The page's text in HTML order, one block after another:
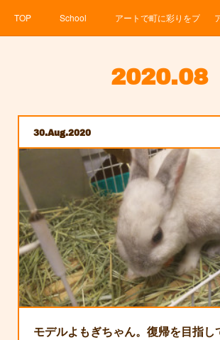
TOP School アートで町に彩りをプロジ
2020.08
30 Aug 2020
モデルよもぎちゃん。復帰を目指し